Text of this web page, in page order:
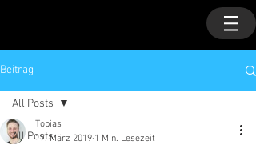
Beitrag
All Posts
All Posts
Tobias
17. März 2019 1 Min. Lesezeit